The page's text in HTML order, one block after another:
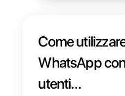
Come
WhatsApp